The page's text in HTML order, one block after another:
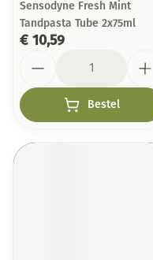
Sensodyne Fresh Mint
Tandpasta Tube 2x75ml
€ 10,59
Bestel